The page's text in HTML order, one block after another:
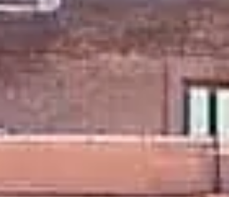
sử Thông tin hữu ích